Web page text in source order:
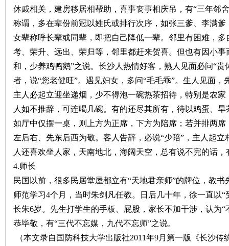
休戚相关，建房移居相帮助，喜事丧事相庆吊，有“三年邻
称谓，多在辈份前冠以姓氏或排行次序，如张三爹、李满
女辈称呼长辈或同辈，即把自己降低一辈。邻里有困难，
考、荣升、远出、荣归等，邻里都赶来贺喜。但也有因小
和，少养鸡鸭鹅”之说。长沙人热情好客，熟人见面必问“贵
者，说“您老健旺”。遇见妇女，多问“毛毛乖”。生人见面，
主人必起立迎坐递烟，少不得泡一碗热茶招待，特别是农
人如不推辞，可连喝几碗。有的还尽其所有，待以鸡蛋、
如厅中仅摆一桌，则上方为正席，下方为陪席；若并排两
左后右、先东后西为敬。客人告辞，必说“少陪”，主人起立
人还喜欢坐人家，天南地北，海阔天空，总有说不完的话
4.师长
民国以前，很多民居堂屋都立有“天地君亲师”的牌位，教
师范学习4个月，当时朱剑凡任教。日后几十年，徐一直以
长朱6岁。先生打学生的手板、屁股，家长不加干涉，认为
恭毕敬，有“三代不忘媒，九代不忘师”之说。
（本文录自国防科技大学出版社2011年9月第一版《长沙